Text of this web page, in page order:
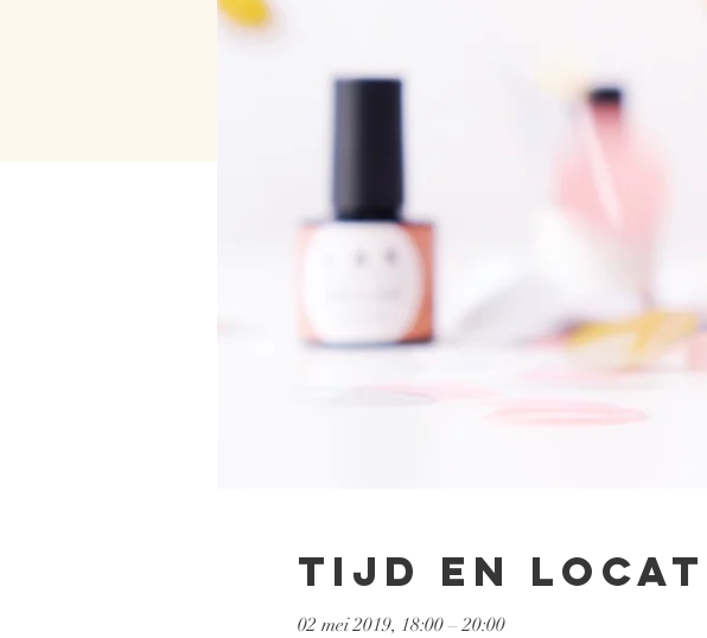
Tijd en
02 mei 2019, 18:00 – 20:00